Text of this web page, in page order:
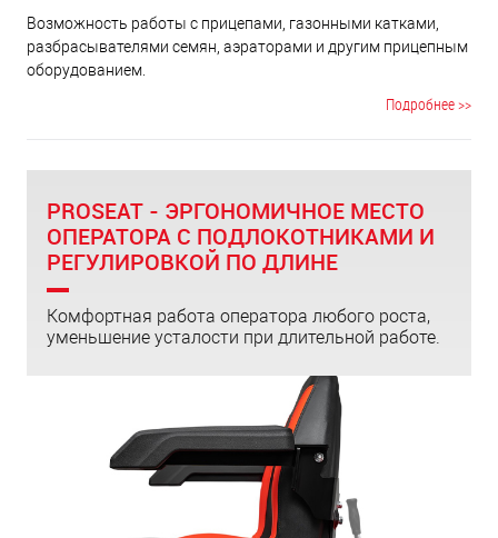
Возможность работы с прицепами, газонными катками,
разбрасывателями семян, аэраторами и другим прицепным
оборудованием.
Подробнее >>
PROSEAT - ЭРГОНОМИЧНОЕ МЕСТО
ОПЕРАТОРА С ПОДЛОКОТНИКАМИ И
РЕГУЛИРОВКОЙ ПО ДЛИНЕ
Комфортная работа оператора любого роста,
уменьшение усталости при длительной работе.